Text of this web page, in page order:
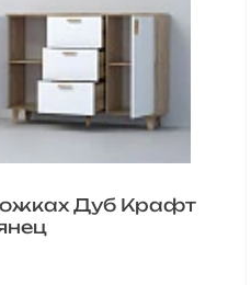
Дуб Крафт